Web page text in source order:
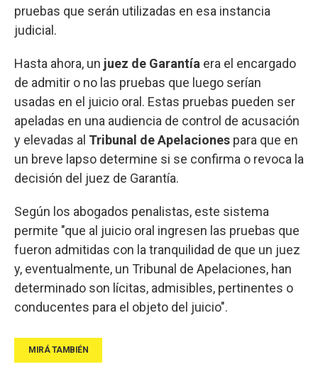
pruebas que serán utilizadas en esa instancia
judicial.
Hasta ahora, un juez de Garantía era el encargado
de admitir o no las pruebas que luego serían
usadas en el juicio oral. Estas pruebas pueden ser
apeladas en una audiencia de control de acusación
y elevadas al Tribunal de Apelaciones para que en
un breve lapso determine si se confirma o revoca la
decisión del juez de Garantía.
Según los abogados penalistas, este sistema
permite "que al juicio oral ingresen las pruebas que
fueron admitidas con la tranquilidad de que un juez
y, eventualmente, un Tribunal de Apelaciones, han
determinado son lícitas, admisibles, pertinentes o
conducentes para el objeto del juicio".